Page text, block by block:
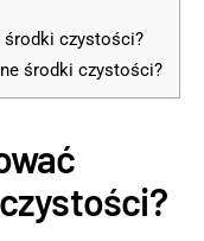
środki czystości?
środki czystości?